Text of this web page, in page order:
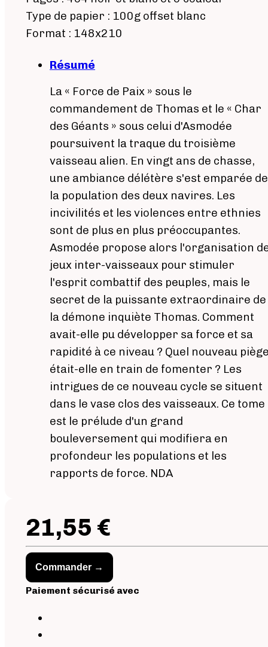
Type de papier : 100g offset blanc
Format : 148x210
Résumé
La « Force de Paix » sous le
commandement de Thomas et le « Char
des Géants » sous celui d'Asmodée
poursuivent la traque du troisième
vaisseau alien. En vingt ans de chasse,
une ambiance délétère s'est emparée de
la population des deux navires. Les
incivilités et les violences entre ethnies
sont de plus en plus préoccupantes.
Asmodée propose alors l'organisation
jeux inter-vaisseaux pour stimuler
l'esprit combattif des peuples, mais le
secret de la puissante extraordinaire de
la démone inquiète Thomas. Comment
avait-elle pu développer sa force et sa
rapidité à ce niveau ? Quel nouveau
était-elle en train de fomenter ? Les
intrigues de ce nouveau cycle se situent
dans le vase clos des vaisseaux. Ce tome
est le prélude d'un grand
bouleversement qui modifiera en
profondeur les populations et les
rapports de force. NDA
21,55 €
Commander →
Paiement sécurisé avec